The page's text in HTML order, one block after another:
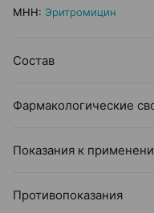
МНН: Эритромицин
Состав
Фармакологические
Показания к
Противопоказания